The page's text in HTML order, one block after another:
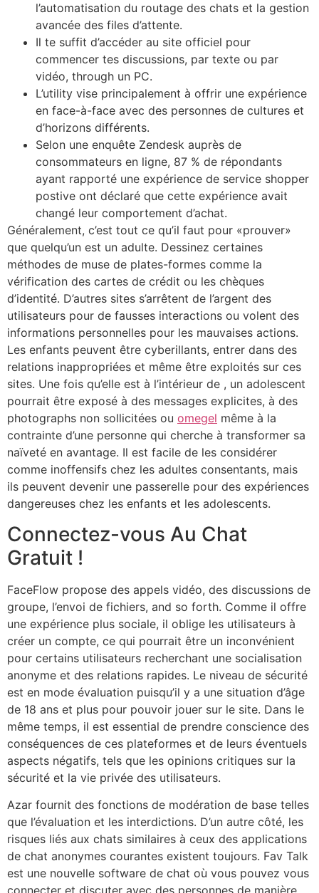
l’automatisation du routage des chats et la gestion
avancée des files d’attente.
Il te suffit d’accéder au site officiel pour
commencer tes discussions, par texte ou par
vidéo, through un PC.
L’utility vise principalement à offrir une expérience
en face-à-face avec des personnes de cultures et
d’horizons différents.
Selon une enquête Zendesk auprès de
consommateurs en ligne, 87 % de répondants
ayant rapporté une expérience de service shopper
postive ont déclaré que cette expérience avait
changé leur comportement d’achat.
Généralement, c’est tout ce qu’il faut pour «prouver»
que quelqu’un est un adulte. Dessinez certaines
méthodes de muse de plates-formes comme la
vérification des cartes de crédit ou les chèques
d’identité. D’autres sites s’arrêtent de l’argent des
utilisateurs pour de fausses interactions ou volent des
informations personnelles pour les mauvaises actions.
Les enfants peuvent être cyberillants, entrer dans des
relations inappropriées et même être exploités sur ces
sites. Une fois qu’elle est à l’intérieur de , un adolescent
pourrait être exposé à des messages explicites, à des
photographs non sollicitées ou omegel même à la
contrainte d’une personne qui cherche à transformer sa
naïveté en avantage. Il est facile de les considérer
comme inoffensifs chez les adultes consentants, mais
ils peuvent devenir une passerelle pour des expériences
dangereuses chez les enfants et les adolescents.
Connectez-vous Au Chat
Gratuit !
FaceFlow propose des appels vidéo, des discussions de
groupe, l’envoi de fichiers, and so forth. Comme il offre
une expérience plus sociale, il oblige les utilisateurs à
créer un compte, ce qui pourrait être un inconvénient
pour certains utilisateurs recherchant une socialisation
anonyme et des relations rapides. Le niveau de sécurité
est en mode évaluation puisqu’il y a une situation d’âge
de 18 ans et plus pour pouvoir jouer sur le site. Dans le
même temps, il est essential de prendre conscience des
conséquences de ces plateformes et de leurs éventuels
aspects négatifs, tels que les opinions critiques sur la
sécurité et la vie privée des utilisateurs.
Azar fournit des fonctions de modération de base telles
que l’évaluation et les interdictions. D’un autre côté, les
risques liés aux chats similaires à ceux des applications
de chat anonymes courantes existent toujours. Fav Talk
est une nouvelle software de chat où vous pouvez vous
connecter et discuter avec des personnes de manière